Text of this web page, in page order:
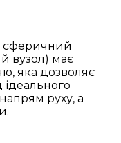
сферичний
вузол) має
яка дозволяє
ідеального
руху, а